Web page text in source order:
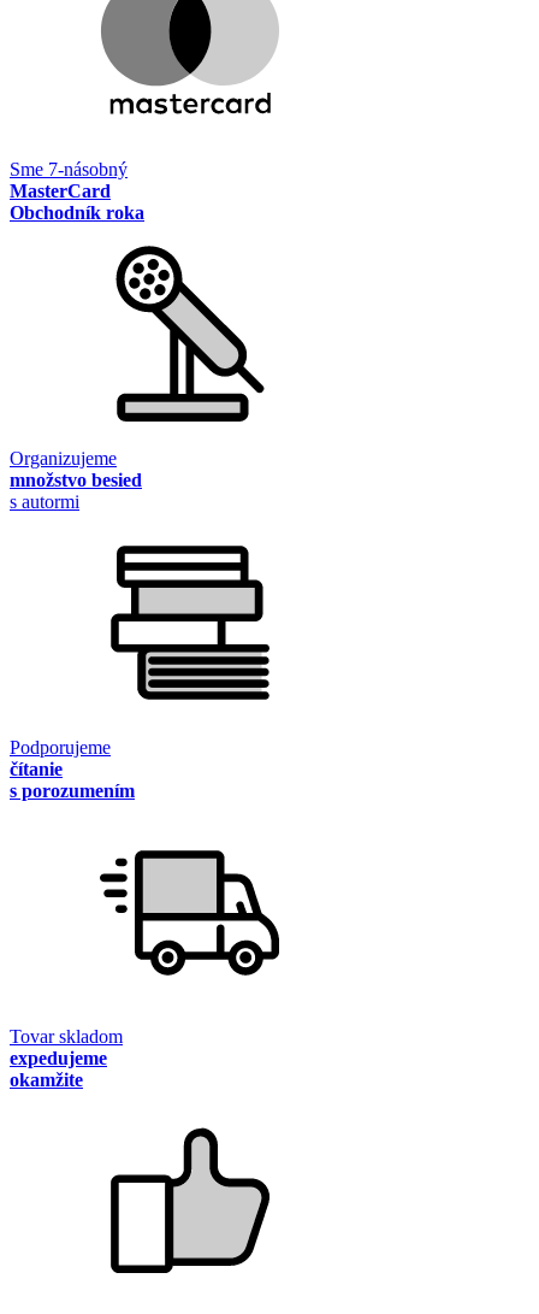
Sme 7-násobný
MasterCard
Obchodník roka
Organizujeme
množstvo besied
s autormi
Podporujeme
čítanie
s porozumením
Tovar skladom
expedujeme
okamžite